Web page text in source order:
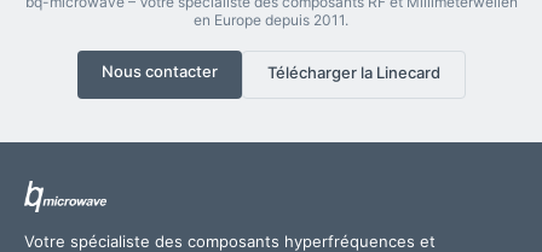
en Europe depuis 2011.
Nous contacter Télécharger la Linecard
Votre spécialiste des composants hyperfréquences et